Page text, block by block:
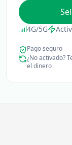
4G/5G
Pago seguro
¿No activado?
el dinero